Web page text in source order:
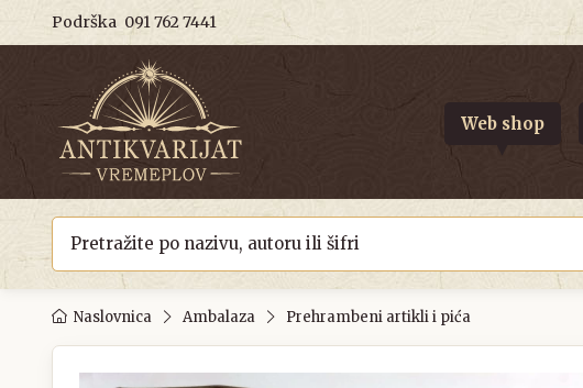
Podrška 091 762 7441
Web shop
Naslovnica Ambalaza Prehrambeni artikli i pića